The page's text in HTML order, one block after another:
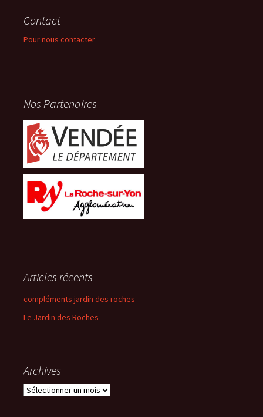
Contact
Pour nous contacter
Nos Partenaires
Articles récents
compléments jardin des roches
Le Jardin des Roches
Archives
Archives